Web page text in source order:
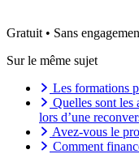
Gratuit • Sans
Sur le même sujet
Les formations
Quelles sont les
lors d’une
Avez-vous le
Comment